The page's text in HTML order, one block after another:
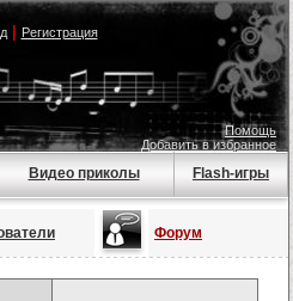
| Регистрация
Помощь
Добавить в избранное
Видео приколы Flash-игры
Форум